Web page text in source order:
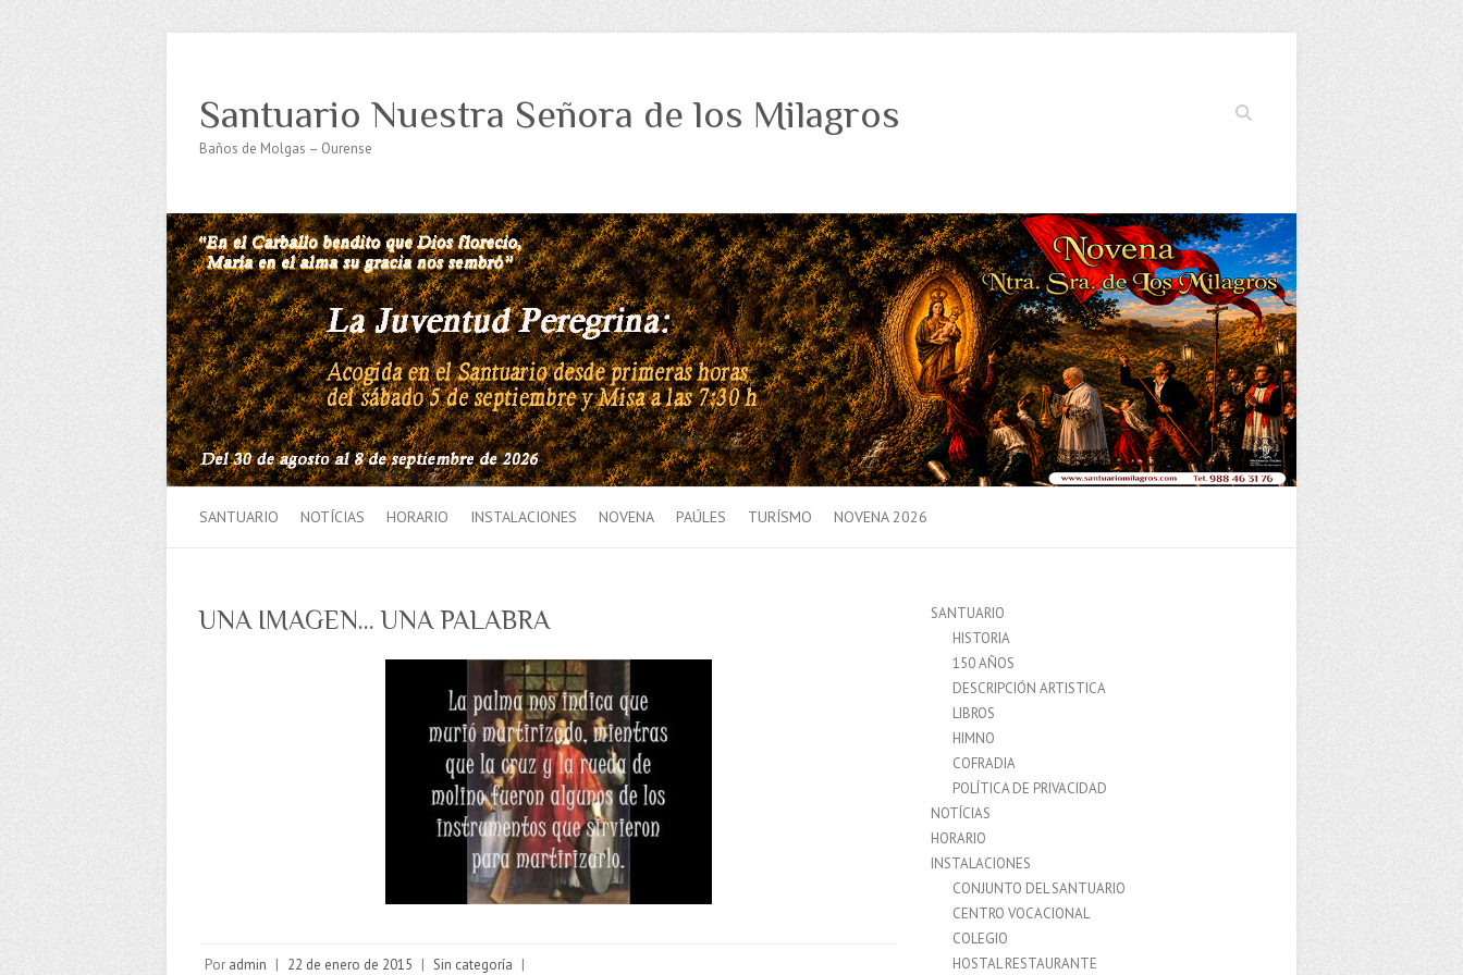
Buscar
Santuario Nuestra Señora de los Milagros
Baños de Molgas – Ourense
SANTUARIO NOTÍCIAS HORARIO INSTALACIONES NOVENA PAÚLES TURÍSMO NOVENA 2026
UNA IMAGEN… UNA PALABRA
Por admin | 22 de enero de 2015 | Sin categoría |
SANTUARIO
HISTORIA
150 AÑOS
DESCRIPCIÓN ARTISTICA
LIBROS
HIMNO
COFRADIA
POLÍTICA DE PRIVACIDAD
NOTÍCIAS
HORARIO
INSTALACIONES
CONJUNTO DEL SANTUARIO
CENTRO VOCACIONAL
COLEGIO
HOSTAL RESTAURANTE